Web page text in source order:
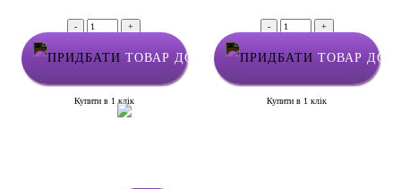
- +
ТОВАР ДОДАНО У КОШИК
Купити в 1 клік
- +
ТОВАР
Купити в 1 клік